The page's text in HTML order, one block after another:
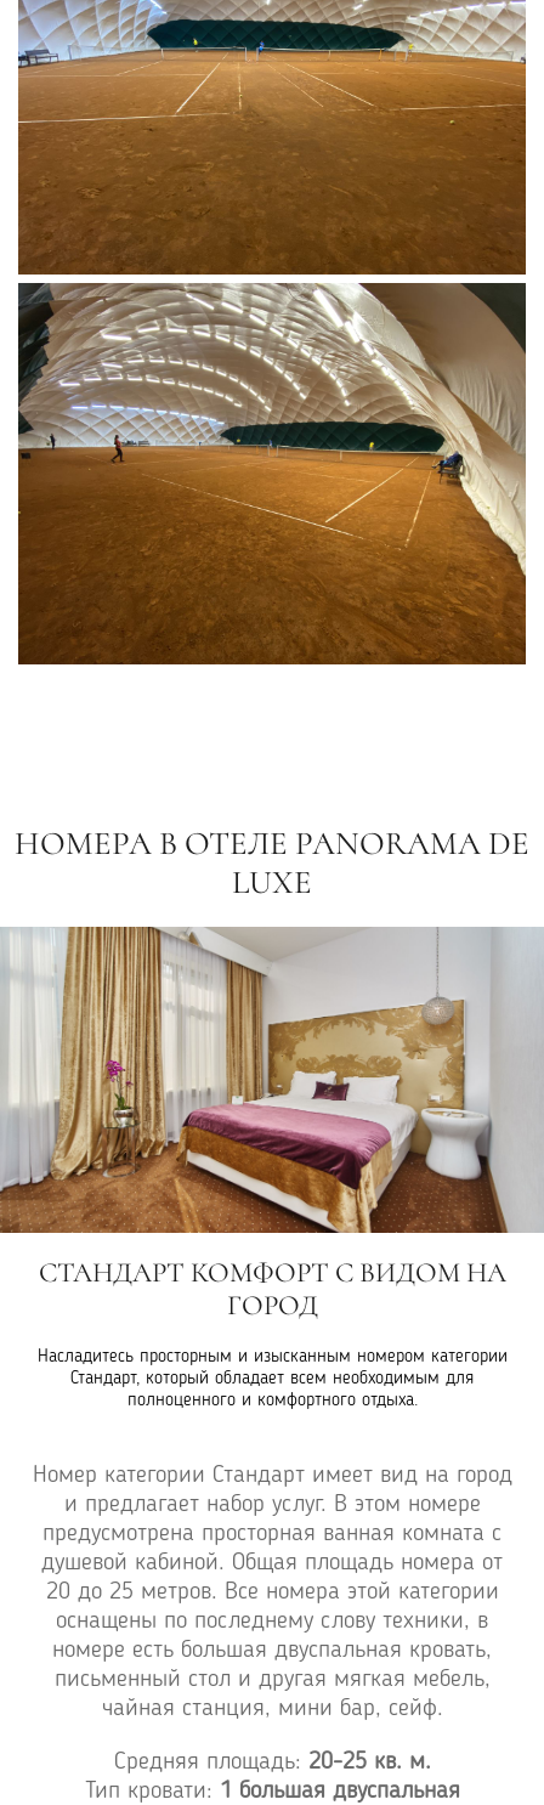
НОМЕРА В ОТЕЛЕ PANORAMA DE
LUXE
КОМФОРТ С ВИДОМ НА
и изысканным номером категории
который обладает всем необходимым для
и комфортного отдыха.
Стандарт имеет вид на город
набор услуг. В этом номере
просторная ванная комната с
Общая площадь номера от
Все номера этой категории
по последнему слову техники, в
большая двуспальная кровать,
стол и другая мягкая мебель,
станция, мини бар, сейф.
площадь:20-25 кв. м.
1 большая двуспальная
Номера
боковым
Номера
душевой
метра.
по
номерах